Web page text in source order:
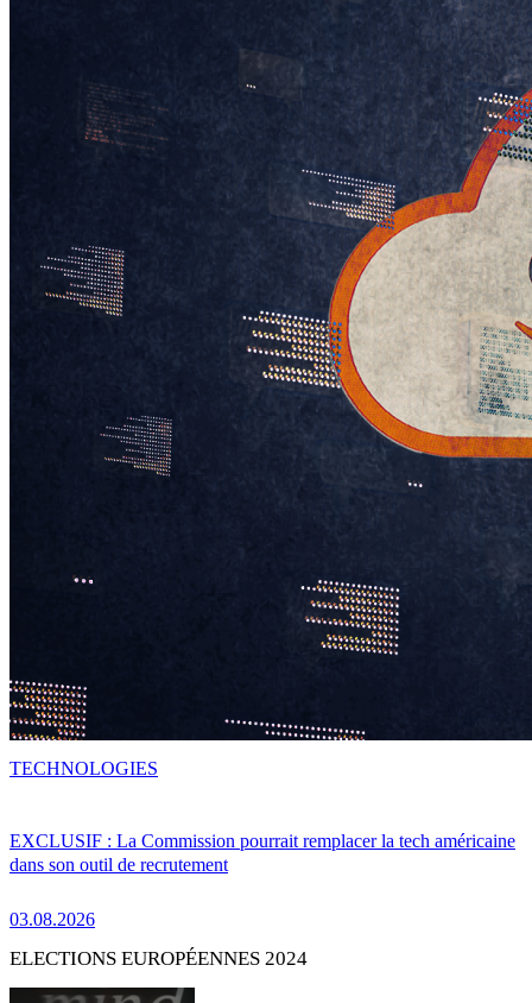
EXCLUSIF : La Commission pourrait remplacer la tech américaine
dans son outil de recrutement
03.08.2026
TECHNOLOGIES
ELECTIONS EUROPÉENNES 2024